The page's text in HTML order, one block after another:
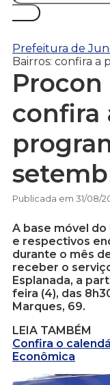
Prefeitura de
Bairros: confira a
Procon
confira
Publicada em 31/08/
A base móvel
e respectivos
durante o mês
receber o
Esplanada, a
feira (4), das
Marques, 69.
LEIA TAMBÉM
Confira o
Econômica